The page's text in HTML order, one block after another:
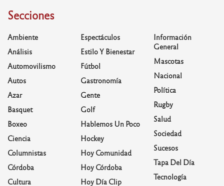
Secciones
Ambiente
Análisis
Automovilismo
Autos
Azar
Basquet
Boxeo
Ciencia
Columnistas
Córdoba
Cultura
Espectáculos
Estilo Y Bienestar
Fútbol
Gastronomía
Gente
Golf
Hablemos Un Poco
Hockey
Hoy Comunidad
Hoy Córdoba
Hoy Día Clip
Información
General
Mascotas
Nacional
Política
Rugby
Salud
Sociedad
Sucesos
Tapa Del Día
Tecnología